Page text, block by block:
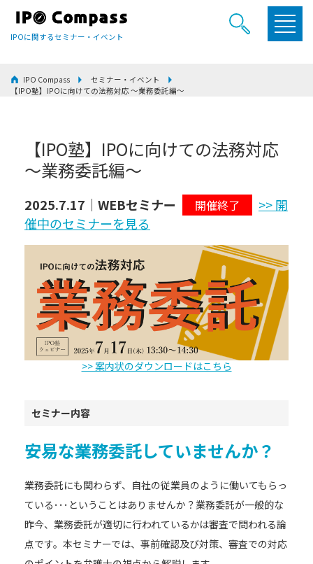
IPOに関するセミナー・イベント
IPO Compass
セミナー・イベント
【IPO塾】IPOに向けての法務対応 ～業務委託編～
【IPO塾】IPOに向けての法務対応
～業務委託編～
2025.7.17｜WEBセミナー 開催終了
>> 開
催中のセミナーを見る
>> 案内状のダウンロードはこちら
セミナー内容
安易な業務委託していませんか？
業務委託にも関わらず、自社の従業員のように働いてもらっ
ている･･･ということはありませんか？業務委託が一般的な
昨今、業務委託が適切に行われているかは審査で問われる論
点です。本セミナーでは、事前確認及び対策、審査での対応